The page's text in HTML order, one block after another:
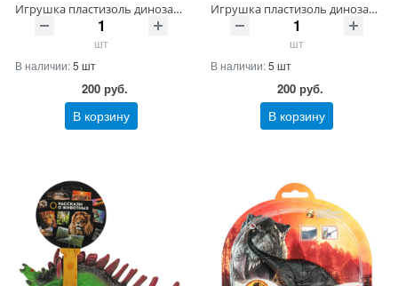
Игрушка пластизоль динозавр 1 шт. хенгтег ИГРАЕМ ВМЕСТЕ Артикул ZY1345252-R ШтрихКод 4650250535331
шт
В наличии:5 шт
200 руб.
В корзину
Игрушка пластизоль динозавр 1 шт. хенгтег ИГРАЕМ ВМЕСТЕ Артикул ZY1327528-R ШтрихКод 4650250535317
шт
В наличии:5 шт
200 руб.
В корзину